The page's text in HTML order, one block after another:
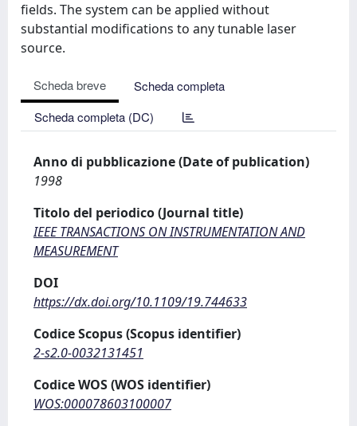
fields. The system can be applied without
substantial modifications to any tunable laser
source.
Scheda breve
Scheda completa
Scheda completa (DC)
Anno di pubblicazione (Date of publication)
1998
Titolo del periodico (Journal title)
IEEE TRANSACTIONS ON INSTRUMENTATION AND
MEASUREMENT
DOI
https://dx.doi.org/10.1109/19.744633
Codice Scopus (Scopus identifier)
2-s2.0-0032131451
Codice WOS (WOS identifier)
WOS:000078603100007